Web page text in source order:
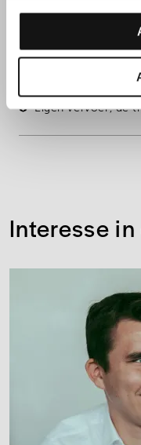
Vroeg beginnen is
Eigen vervoer, de
Interesse